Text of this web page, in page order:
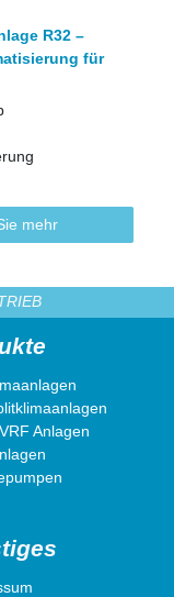
R32 –
für
mehr
Anlagen